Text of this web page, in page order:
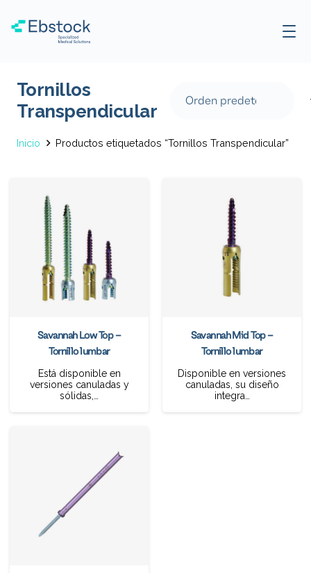
Tornillos
Transpendicular
Inicio Productos etiquetados “Tornillos Transpendicular”
Savannah Low Top –
Tornillo lumbar
Está disponible en
versiones canuladas y
sólidas,…
Savannah Mid Top –
Tornillo lumbar
Disponible en versiones
canuladas, su diseño
integra…